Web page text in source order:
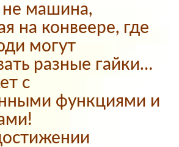
машина,
на конвеере, где
могут
разные гайки…
с
функциями и